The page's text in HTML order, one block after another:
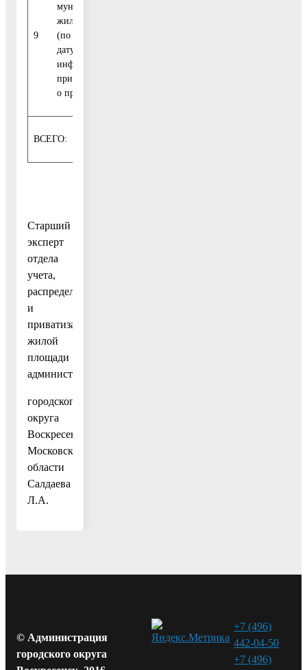
9
муниципального
жилищного фонда
(по которым на
дату размещения
информации не
принято решение
о предоставлении)
ВСЕГО:
Старший
эксперт
отдела
учета,
распределения
и
приватизации
жилой
площади
администрации
городского
округа
Воскресенск
Московской
области
Салдаева
Л.А.
© Администрация
городского округа
+7 (496)
442-04-50
+7 (496)